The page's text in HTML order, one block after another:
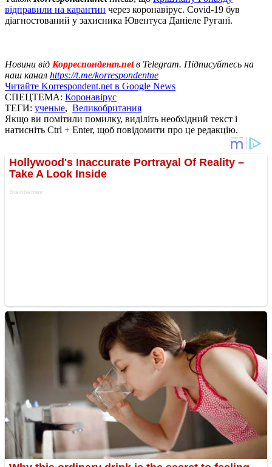
відправили на карантин через коронавірус. Covid-19 був
діагностований у захисника Ювентуса Даніеле Ругані.
Новини від Корреспондент.netв Telegram. Підписуйтесь на
наш канал https://t.me/korrespondentne
Читайте Korrespondent.net в Google News
СПЕЦТЕМА: Коронавірус
ТЕГИ: ученые, Великобритания
Якщо ви помітили помилку, виділіть необхідний текст і
натисніть Ctrl + Enter, щоб повідомити про це редакцію.